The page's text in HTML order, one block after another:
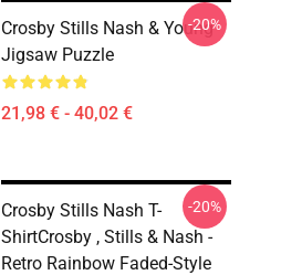
Crosby Stills Nash & Young
Jigsaw Puzzle
21,98 € - 40,02 €
-20%
Crosby Stills Nash T-
ShirtCrosby , Stills & Nash -
Retro Rainbow Faded-Style
-20%